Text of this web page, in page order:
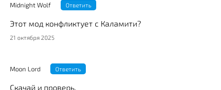
Midnight Wolf Ответить
Этот мод конфликтует с Каламити?
21 октября 2025
Moon Lord Ответить
Скачай и проверь.